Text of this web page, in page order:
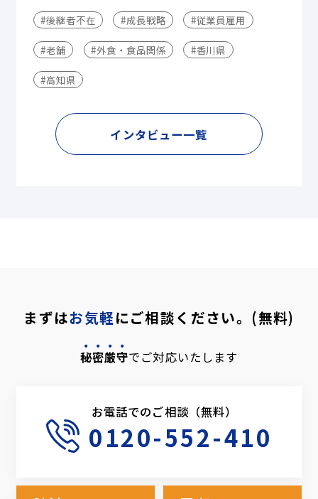
#後継者不在 #成長戦略 #従業員雇用
#老舗 #外食・食品関係 #香川県
#高知県
インタビュー一覧
まずはお気軽にご相談ください。(無料)
秘密厳守でご対応いたします
お電話でのご相談（無料）
0120-552-410